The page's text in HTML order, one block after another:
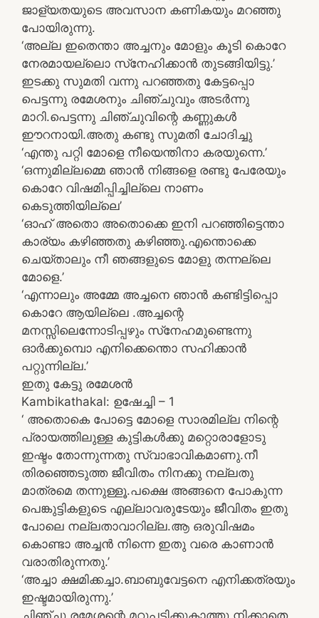
ജാള്യതയുടെ അവസാന കണികയും മറഞ്ഞു
പോയിരുന്നു.
‘അല്ല ഇതെന്താ അച്ചനും മോളും കൂടി കൊറേ
നേരമായല്ലൊ സ്‌നേഹിക്കാന്‍ തുടങ്ങിയിട്ടു.’
ഇടക്കു സുമതി വന്നു പറഞ്ഞതു കേട്ടപ്പൊ
പെട്ടന്നു രമേശനും ചിഞ്ചുവും അടര്‍ന്നു
മാറി.പെട്ടന്നു ചിഞ്ചുവിന്റെ കണ്ണുകള്‍
ഈറനായി.അതു കണ്ടു സുമതി ചോദിച്ചു
‘എന്തു പറ്റി മോളെ നീയെന്തിനാ കരയുന്നെ.’
‘ഒന്നുമില്ലമ്മെ ഞാന്‍ നിങ്ങളെ രണ്ടു പേരേയും
കൊറേ വിഷമിപ്പിച്ചില്ലെ നാണം
കെടുത്തിയില്ലെ’
‘ഓഹ് അതൊ അതൊക്കെ ഇനി പറഞ്ഞിട്ടെന്താ
കാര്യം കഴിഞ്ഞതു കഴിഞ്ഞു.എന്തൊക്കെ
ചെയ്താലും നീ ഞങ്ങളുടെ മോളു തന്നല്ലെ
മോളെ.’
‘എന്നാലും അമ്മേ അച്ചനെ ഞാന്‍ കണ്ടിട്ടിപ്പൊ
കൊറേ ആയില്ലെ .അച്ചന്റെ
മനസ്സിലെന്നോടിപ്പഴും സ്‌നേഹമുണ്ടെന്നു
ഓര്‍ക്കുമ്പൊ എനിക്കെന്തൊ സഹിക്കാന്‍
പറ്റുന്നില്ല.’
ഇതു കേട്ടു രമേശന്‍
Kambikathakal: ഉഷേച്ചി – 1
‘ അതൊകെ പോട്ടെ മോളെ സാരമില്ല നിന്റെ
പ്രായത്തിലുള്ള കുട്ടികള്‍ക്കു മറ്റൊരാളോടു
ഇഷ്ടം തോന്നുന്നതു സ്വാഭാവികമാണു.നീ
തിരഞ്ഞെടുത്ത ജീവിതം നിനക്കു നല്ലതു
മാത്രമെ തന്നുള്ളൂ.പക്ഷെ അങ്ങനെ പോകുന്ന
പെങ്കുട്ടികളുടെ എല്ലാവരുടേയും ജീവിതം ഇതു
പോലെ നല്ലതാവാറില്ല.ആ ഒരുവിഷമം
കൊണ്ടാ അച്ചന്‍ നിന്നെ ഇതു വരെ കാണാന്‍
വരാതിരുന്നതു.’
‘അച്ചാ ക്ഷമിക്കച്ചാ.ബാബുവേട്ടനെ എനിക്കത്രയും
ഇഷ്ടമായിരുന്നു.’
ചിഞ്ചു രമേശന്റെ മറുപടിക്കുകാത്തു നിക്കാതെ